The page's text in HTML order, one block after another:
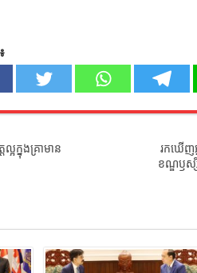
អក្នុងគ្រាមាន
រកឃើញ
ខណ្ឌឫស្សី